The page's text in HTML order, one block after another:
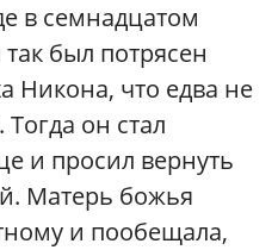
в семнадцатом
был потрясен
Никона, что едва не
он стал
и просил вернуть
Матерь божья
и пообещала,